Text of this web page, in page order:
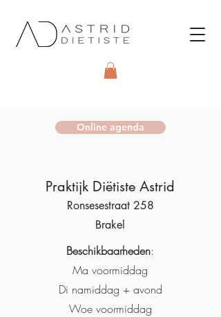
Online agenda
Praktijk Diëtiste Astrid
Ronsesestraat 258
Brakel
Beschikbaarheden:
Ma voormiddag
Di namiddag + avond
Woe voormiddag